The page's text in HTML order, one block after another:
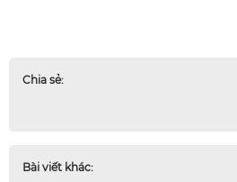
Chia sẻ:
Bài viết khác: